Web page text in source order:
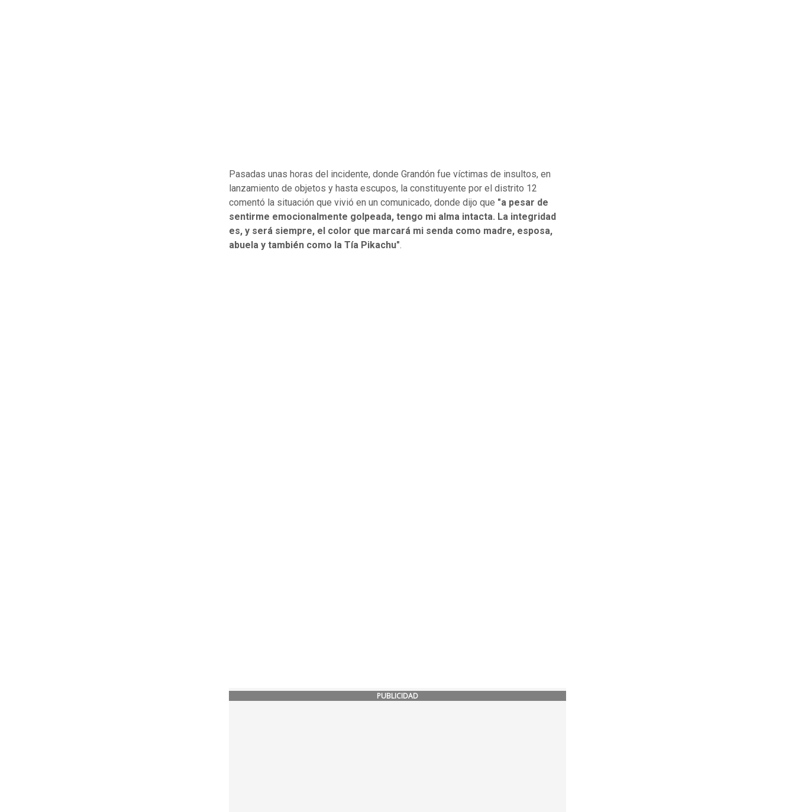
Pasadas unas horas del incidente, donde Grandón fue víctimas de insultos, en
lanzamiento de objetos y hasta escupos, la constituyente por el distrito 12
comentó la situación que vivió en un comunicado, donde dijo que "a pesar de
sentirme emocionalmente golpeada, tengo mi alma intacta. La integridad
es, y será siempre, el color que marcará mi senda como madre, esposa,
abuela y también como la Tía Pikachu"
PUBLICIDAD